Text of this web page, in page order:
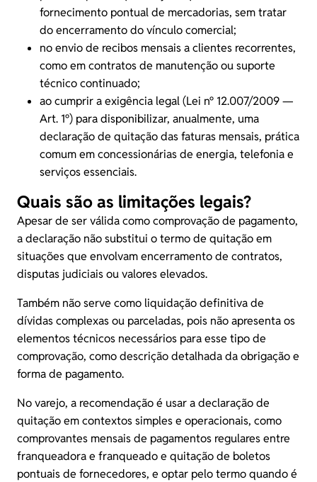
fornecimento pontual de mercadorias, sem tratar
do encerramento do vínculo comercial;
no envio de recibos mensais a clientes recorrentes,
como em contratos de manutenção ou suporte
técnico continuado;
ao cumprir a exigência legal (Lei nº 12.007/2009 —
Art. 1º) para disponibilizar, anualmente, uma
declaração de quitação das faturas mensais, prática
comum em concessionárias de energia, telefonia e
serviços essenciais.
Quais são as limitações legais?
Apesar de ser válida como comprovação de pagamento,
a declaração não substitui o termo de quitação em
situações que envolvam encerramento de contratos,
disputas judiciais ou valores elevados.
Também não serve como liquidação definitiva de
dívidas complexas ou parceladas, pois não apresenta os
elementos técnicos necessários para esse tipo de
comprovação, como descrição detalhada da obrigação e
forma de pagamento.
No varejo, a recomendação é usar a declaração de
quitação em contextos simples e operacionais, como
comprovantes mensais de pagamentos regulares entre
franqueadora e franqueado e quitação de boletos
pontuais de fornecedores, e optar pelo termo quando é